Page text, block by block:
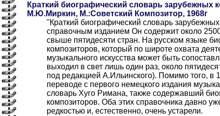
Краткий биографический словарь зарубежных
М.Ю.Миркин, М.:Советский Композитор, 1968г
"Краткий биографический словарь
справочным изданием Он содержит около
свыше пятидесяти стран. На русском языке
композиторов, который по широте охвата
музыкального искусства может быть
выходил в свет лишь один раз, около
под редакцией А.Ильинского). Помимо того, в
переводе с первого немецкого издания
словарь Хуго Римана, также содержавший
композиторов. Оба этих справочника давно
редкостью и, естественно, очень устарели.